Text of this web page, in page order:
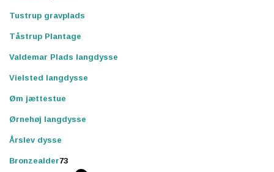
Tustrup gravplads
Tåstrup Plantage
Valdemar Plads langdysse
Vielsted langdysse
Øm jættestue
Ørnehøj langdysse
Årslev dysse
Bronzealder73